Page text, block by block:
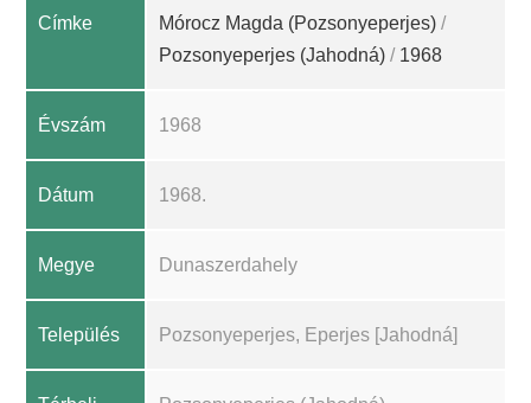
Címke Mórocz Magda (Pozsonyeperjes) /
Pozsonyeperjes (Jahodná) / 1968
Évszám 1968
Dátum 1968.
Megye Dunaszerdahely
Település Pozsonyeperjes, Eperjes [Jahodná]